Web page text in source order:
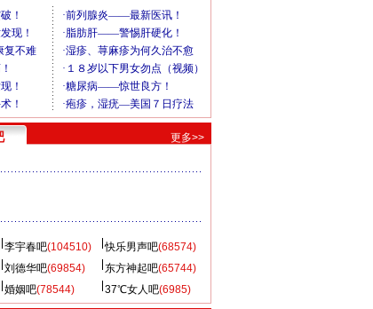
更多>>
李宇春吧(104510) 快乐男声吧(68574)
刘德华吧(69854) 东方神起吧(65744)
婚姻吧(78544) 37℃女人吧(6985)